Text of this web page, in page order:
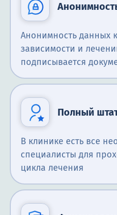
Анонимность данных
зависимости и
подписывается
Полный
В клинике есть все
специалисты для
цикла лечения